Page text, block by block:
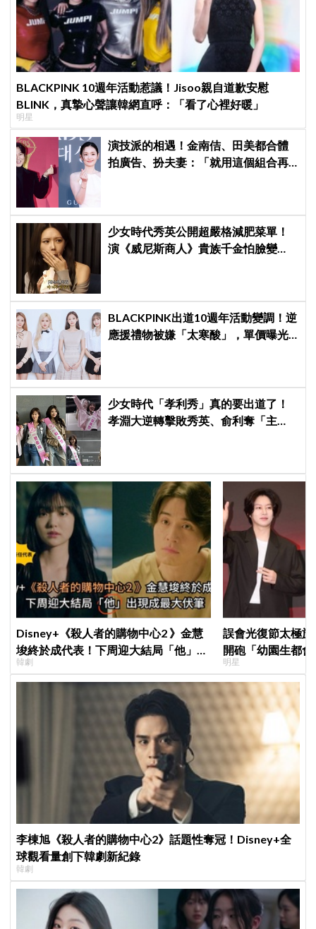
BLACKPINK 10週年活動惹議！Jisoo親自道歉安慰
BLINK，真摯心聲讓韓網直呼：「看了心裡好暖」
明星
演技派的相遇！金南佶、田美都合體
拍廣告、扮夫妻：「就用這個組合再
少女時代秀英公開超嚴格減肥菜單！
演《威尼斯商人》貴族千金怕臉變
BLACKPINK出道10週年活動變調！逆
應援禮物被嫌「太寒酸」，單價曝光
少女時代「孝利秀」真的要出道了！
孝淵大逆轉擊敗秀英、俞利奪「主
Disney+《殺人者的購物中心2 》金慧
埈終於成代表！下周迎大結局「他」出
現成最大伏筆
韓劇
誤會光復節太極
開砲「幼園生都
歉：是我蠢
明星
李棟旭《殺人者的購物中心2》話題性奪冠！Disney+全
球觀看量創下韓劇新紀錄
韓劇